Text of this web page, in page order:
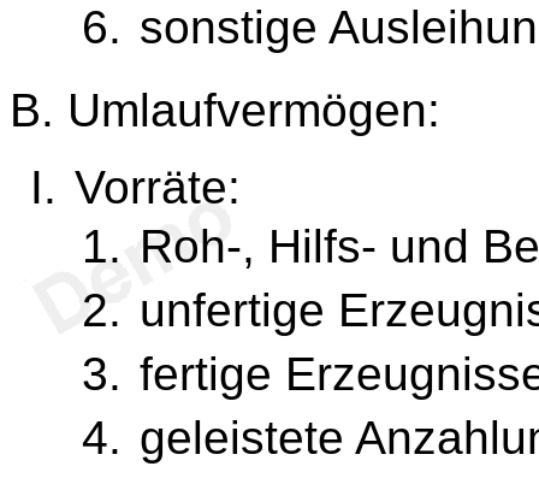
sonstige
B. Umlaufvermögen:
Vorräte:
Roh-, Hilfs- und
unfertige
fertige
geleistete